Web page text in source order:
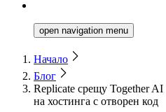
open navigation menu
Начало
Блог
Replicate срещу Together
на хостинга с отворен код